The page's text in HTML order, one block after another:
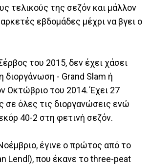
τελικούς της σεζόν και μάλλον
εβδομάδες μέχρι να βγει ο
του 2015, δεν έχει χάσει
διοργάνωση - Grand Slam ή
Οκτώβριο του 2014. Έχει 27
σε όλες τις διοργανώσεις ενώ
40-2 στη φετινή σεζόν.
έγινε ο πρώτος από το
Lendl), που έκανε το three-peat